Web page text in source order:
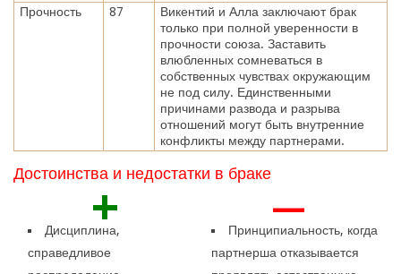
Прочность
87
Викентий и Алла заключают брак
только при полной уверенности в
прочности союза. Заставить
влюбленных сомневаться в
собственных чувствах окружающим
не под силу. Единственными
причинами развода и разрыва
отношений могут быть внутренние
конфликты между партнерами.
Достоинства и недостатки в браке
+
Дисциплина,
справедливое
—
Принципиальность, когда
партнерша отказывается